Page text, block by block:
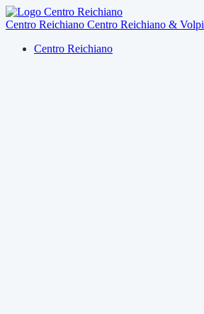
Centro Reichiano Centro Reichiano & Volpi
Centro Reichiano